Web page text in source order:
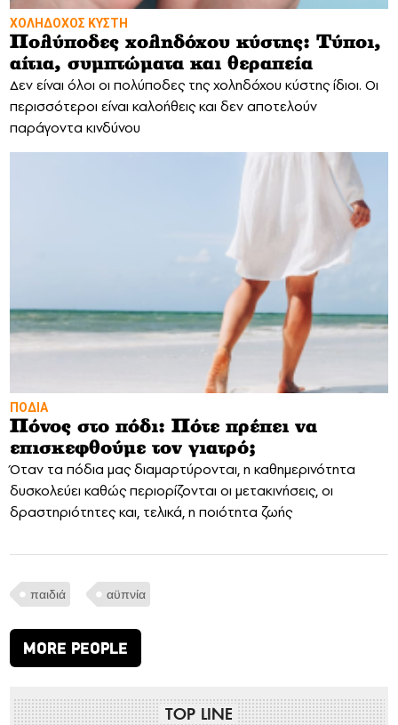
ΧΟΛΗΔΟΧΟΣ ΚΥΣΤΗ
Πολύποδες χοληδόχου κύστης: Τύποι,
αίτια, συμπτώματα και θεραπεία
Δεν είναι όλοι οι πολύποδες της χοληδόχου κύστης ίδιοι. Οι
περισσότεροι είναι καλοήθεις και δεν αποτελούν
παράγοντα κινδύνου
ΠΟΔΙΑ
Πόνος στο πόδι: Πότε πρέπει να
επισκεφθούμε τον γιατρό;
Όταν τα πόδια μας διαμαρτύρονται, η καθημερινότητα
δυσκολεύει καθώς περιορίζονται οι μετακινήσεις, οι
δραστηριότητες και, τελικά, η ποιότητα ζωής
παιδιά αϋπνία
MORE PEOPLE
TOP LINE